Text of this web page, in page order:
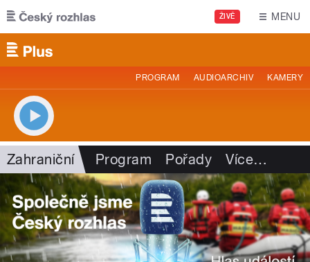
Přejít k hlavnímu obsahu
ŽIVĚ MENU
PROGRAM AUDIOARCHIV KAMERY
Zahraniční Program Pořady Více…